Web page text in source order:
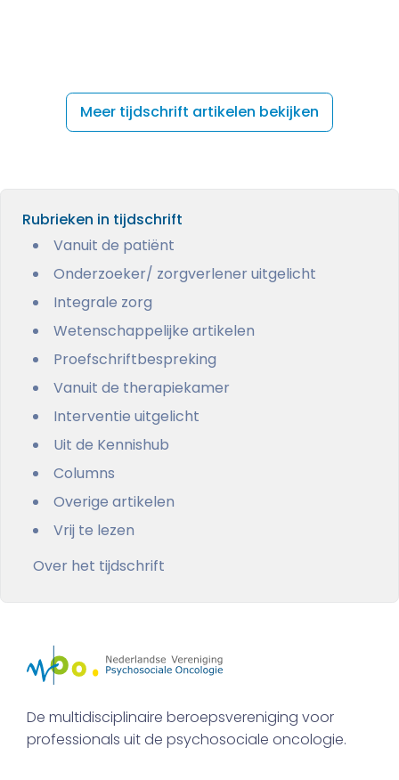
Meer tijdschrift artikelen bekijken
Rubrieken in tijdschrift
Vanuit de patiënt
Onderzoeker/ zorgverlener uitgelicht
Integrale zorg
Wetenschappelijke artikelen
Proefschriftbespreking
Vanuit de therapiekamer
Interventie uitgelicht
Uit de Kennishub
Columns
Overige artikelen
Vrij te lezen
Over het tijdschrift
De multidisciplinaire beroepsvereniging voor
professionals uit de psychosociale oncologie.